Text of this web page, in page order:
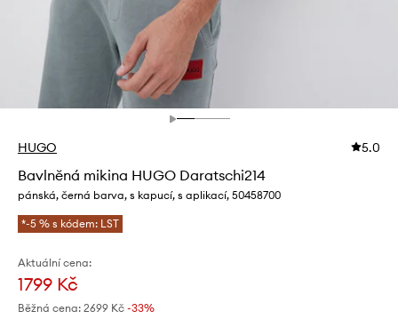
HUGO 5.0
Bavlněná mikina HUGO Daratschi214
pánská, černá barva, s kapucí, s aplikací, 50458700
*-5 % s kódem: LST
Aktuální cena:
1799 Kč
Běžná cena: 2699 Kč -33%